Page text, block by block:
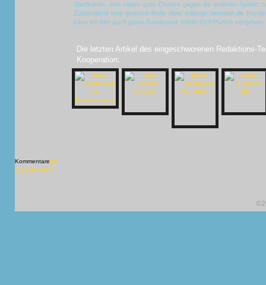
Startkarten, eine relativ gute Chance gegen die anderen Spieler
Zufallsfaktor eine gewisse Rolle. Aber solange niemand die
kann ich hier auch guten Gewissens solide 7/10 Punkte vergeben.
Die letzten Artikel des eingeschworenen Redaktions-
Kooperation:
Kommentare[X]
[X] schließen